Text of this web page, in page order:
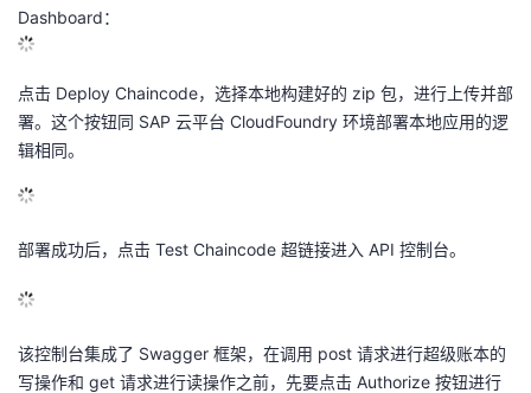
Dashboard：
点击 Deploy Chaincode，选择本地构建好的 zip 包，进行上传并部
署。这个按钮同 SAP 云平台 CloudFoundry 环境部署本地应用的逻
辑相同。
部署成功后，点击 Test Chaincode 超链接进入 API 控制台。
该控制台集成了 Swagger 框架，在调用 post 请求进行超级账本的
写操作和 get 请求进行读操作之前，先要点击 Authorize 按钮进行